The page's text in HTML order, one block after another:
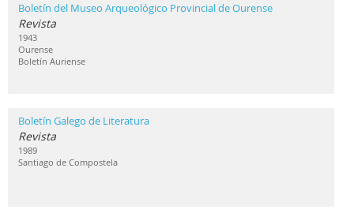
Boletín del Museo Arqueológico Provincial de Ourense
Revista
1943
Ourense
Boletín Auriense
Boletín Galego de Literatura
Revista
1989
Santiago de Compostela